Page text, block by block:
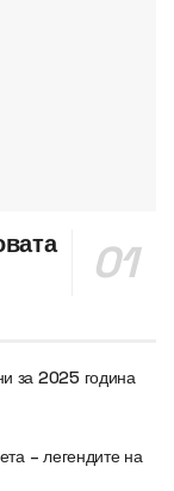
за 2025 година
– легендите на